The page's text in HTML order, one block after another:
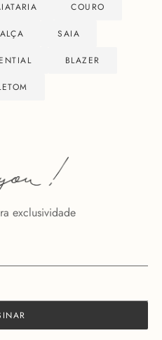
COURO
SAIA
BLAZER
exclusividade